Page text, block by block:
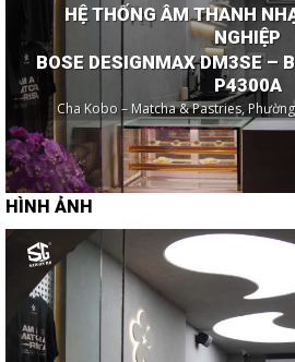
HỆ THỐNG ÂM THANH
NGHIỆP
BOSE DESIGNMAX DM3SE –
P4300A
Cha Kobo – Matcha & Pastries,
HÌNH ẢNH